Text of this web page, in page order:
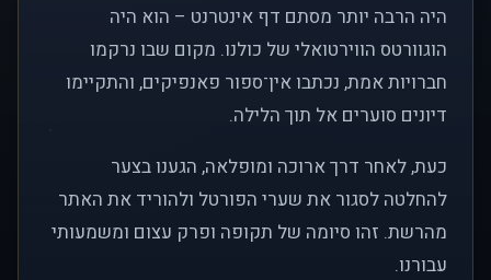
היה הרבה יותר מסתם דף אינטרנט – הוא היה
הוגוורטס הווירטואלי של כולנו. מקום שבו נרקמו
חברויות אמת, נכתבו אין־ספור פאנפיקים, והתקיימו
דיונים סוערים אל תוך הלילה.
כעת, לאחר דרך ארוכה ומופלאה, הגענו בצער
להחלטה לסגור את שערי הפורטל ולהוריד את האתר
מהרשת. זהו סיומה של תקופה ופרק עצום ומשמעותי
עבורנו.